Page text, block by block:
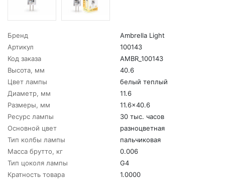
Бренд
Ambrella Light
Артикул
100143
Код заказа
AMBR_100143
Высота, мм
40.6
Цвет лампы
белый теплый
Диаметр, мм
11.6
Размеры, мм
11.6x40.6
Ресурс лампы
30 тыс. часов
Основной цвет
разноцветная
Тип колбы лампы
пальчиковая
Масса брутто, кг
0.006
Тип цоколя лампы
G4
Кратность товара
1.0000